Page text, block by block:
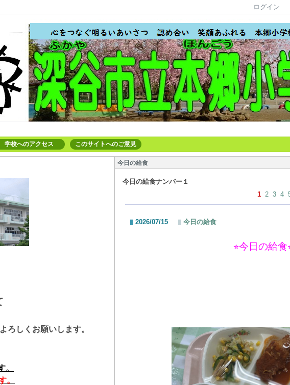
ログイン
学校へのアクセス このサイトへのご意見
ろしくお願いします。
。
。
今日の給食
今日の給食ナンバー１
1 2 3 4
2026/07/15 今日の給食
⭐︎今日の給食